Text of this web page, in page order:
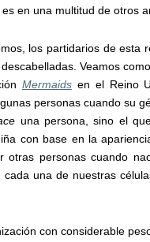
en una multitud de otros
los partidarios de esta
Veamos
Mermaidsen el Reino
personas cuando su
una persona, sino el
con base en la
personas cuando
una de nuestras
con considerable